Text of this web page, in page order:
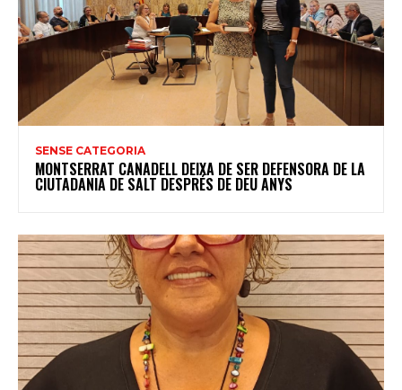
SENSE CATEGORIA
MONTSERRAT CANADELL DEIXA DE SER DEFENSORA DE LA
CIUTADANIA DE SALT DESPRÉS DE DEU ANYS